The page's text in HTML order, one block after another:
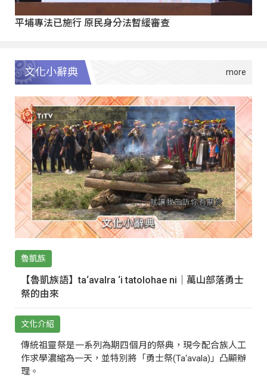
平埔專法已施行 原民身分法暫緩審查
文化小辭典
魯凱族
【魯凱族語】ta‘avalra ‘i tatolohae ni｜萬山部落勇士
祭的由來
文化介紹
傳統祖靈祭是一系列為期四個月的祭典，現今配合族人工
作求學濃縮為一天，並特別將「勇士祭(Ta‘avala)」凸顯辦
理。